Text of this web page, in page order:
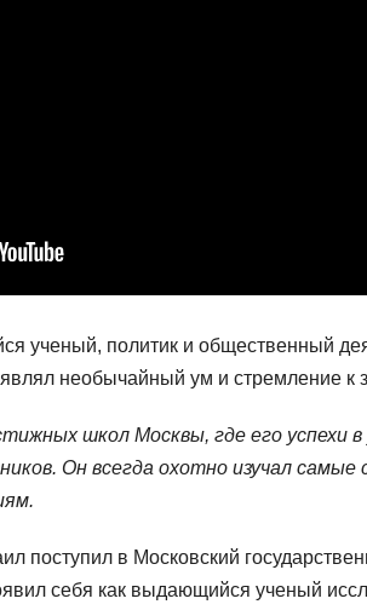
ученый, политик и общественный
необычайный ум и стремление к
школ Москвы, где его успехи
Он всегда охотно изучал
поступил в Московский
себя как выдающийся ученый